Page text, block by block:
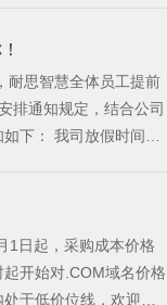
耐思智慧全体员工提前
时间为
1日起，采购成本价格
于低价位线，欢迎广